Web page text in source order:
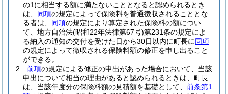
の1に相当する額に満たないこととなると認められるとき
は、 同項の規定によって保険料を普通徴収されることとな
る者は、 同項の規定により算定された保険料の額につい
て、地方自治法(昭和22年法律第67号)第231条の規定によ
る納入の通知の交付を受けた日から30日以内に町長に同項
の規定によって徴収される保険料額の修正を申し出ること
ができる。
2
前項の規定による修正の申出があった場合において、当該
申出について相当の理由があると認められるときは、町長
は、当該年度分の保険料額の見積額を基礎として、 前条第1